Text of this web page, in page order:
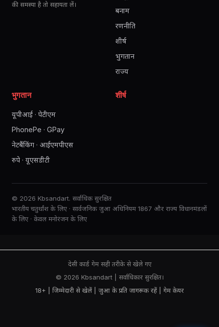
की समस्या है तो सहायता लें।
बनाम
रणनीति
शीर्ष
भुगतान
राज्य
भुगतान
यूपीआई · पेटीएम
PhonePe · GPay
नेटबैंकिंग · आईएमपीएस
रुपे · यूएसडीटी
शीर्ष
© 2026 Kbsandart. सर्वाधिक सुरक्षित
भारतीय चतुर्थांश के लिए · सार्वजनिक जुआ अधिनियम 1867 और राज्य विधानमंडलों
के लिए · केवल मनोरंजन के लिए
देसी कार्ड गेम सही तरीके से खेले गए
© 2026 Kbsandart | सर्वाधिकार सुरक्षित।
18+ | जिम्मेदारी से खेलें | जुआ के प्रति जागरूक रहें| गेम केयर